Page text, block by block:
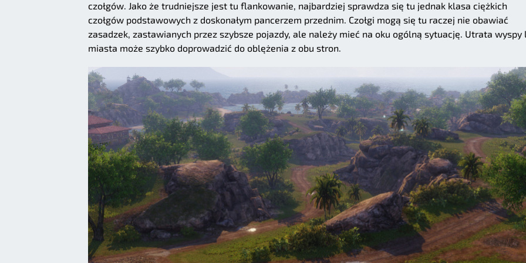
czołgów. Jako że trudniejsze jest tu flankowanie, najbardziej sprawdza się tu jednak klasa ciężkich
czołgów podstawowych z doskonałym pancerzem przednim. Czołgi mogą się tu raczej nie obawiać
zasadzek, zastawianych przez szybsze pojazdy, ale należy mieć na oku ogólną sytuację. Utrata wyspy
miasta może szybko doprowadzić do oblężenia z obu stron.